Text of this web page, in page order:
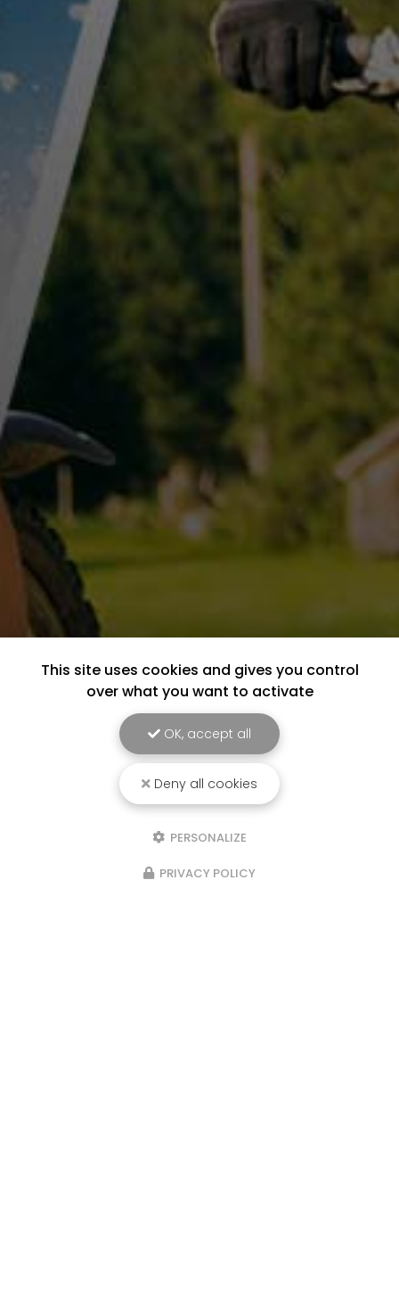
This site uses cookies and gives you control
over what you want to activate
OK, accept all
Deny all cookies
PERSONALIZE
PRIVACY POLICY